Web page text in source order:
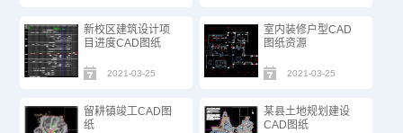
新校区建筑设计项
目进度CAD图纸
2021-03-25
室内装修户型CAD
图纸资源
2021-03-25
留耕镇竣工CAD图
纸
某县土地规划建设
CAD图纸